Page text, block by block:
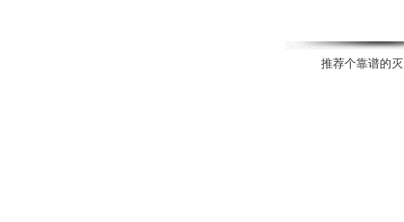
推荐个靠谱的